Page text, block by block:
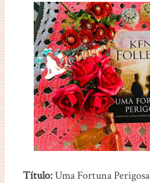
Título:Uma Fortuna Perigosa